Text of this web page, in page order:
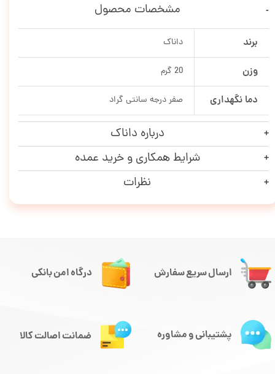
مشخصات محصول
برند داناک
وزن 20 گرم
دما نگهداری صفر درجه سانتی گراد
درباره داناک
شرایط همکاری و خرید عمده
نظرات
ارسال سریع سفارش درگاه امن بانکی
پشتیبانی و مشاوره ضمانت اصالت کالا